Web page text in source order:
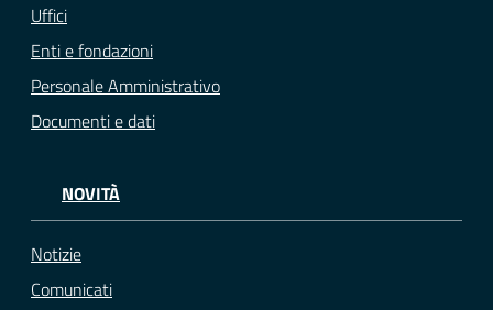
Uffici
Enti e fondazioni
Personale Amministrativo
Documenti e dati
NOVITÀ
Notizie
Comunicati